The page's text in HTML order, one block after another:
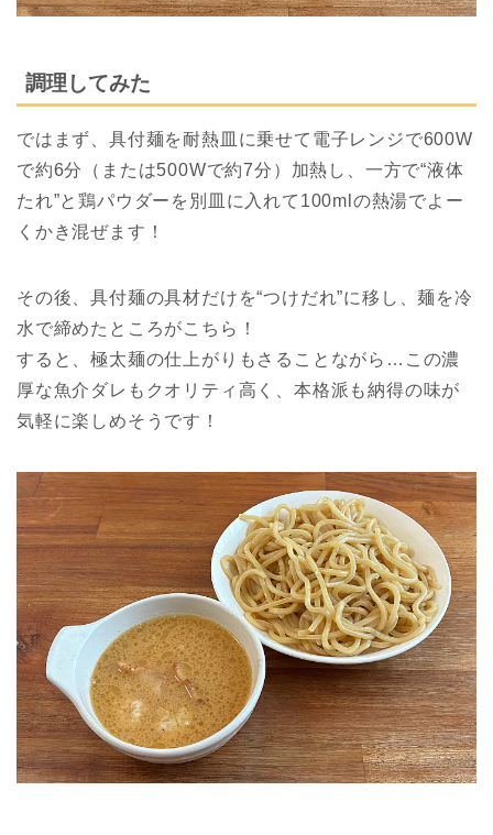
調理してみた
ではまず、具付麺を耐熱皿に乗せて電子レンジで600W
で約6分（または500Wで約7分）加熱し、一方で“液体
たれ”と鶏パウダーを別皿に入れて100mlの熱湯でよー
くかき混ぜます！
その後、具付麺の具材だけを“つけだれ”に移し、麺を冷
水で締めたところがこちら！
すると、極太麺の仕上がりもさることながら…この濃
厚な魚介ダレもクオリティ高く、本格派も納得の味が
気軽に楽しめそうです！